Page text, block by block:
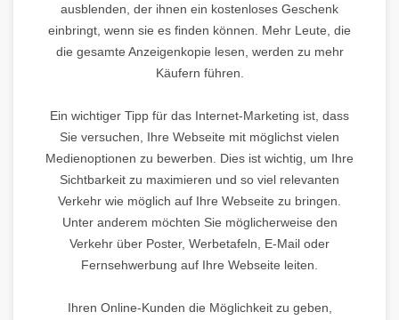
ausblenden, der ihnen ein kostenloses Geschenk
einbringt, wenn sie es finden können. Mehr Leute, die
die gesamte Anzeigenkopie lesen, werden zu mehr
Käufern führen.
Ein wichtiger Tipp für das Internet-Marketing ist, dass
Sie versuchen, Ihre Webseite mit möglichst vielen
Medienoptionen zu bewerben. Dies ist wichtig, um Ihre
Sichtbarkeit zu maximieren und so viel relevanten
Verkehr wie möglich auf Ihre Webseite zu bringen.
Unter anderem möchten Sie möglicherweise den
Verkehr über Poster, Werbetafeln, E-Mail oder
Fernsehwerbung auf Ihre Webseite leiten.
Ihren Online-Kunden die Möglichkeit zu geben,